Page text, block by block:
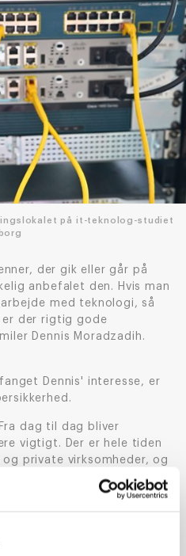
på it-teknolog-studiet
der gik eller går på
anbefalet den. Hvis man
med teknologi, så
er der rigtig gode
Dennis Moradzadih.
Dennis' interesse, er
dag til dag bliver
vigtigt. Der er hele tiden
private virksomheder, og
mig meget. Det er noget,
siger han.